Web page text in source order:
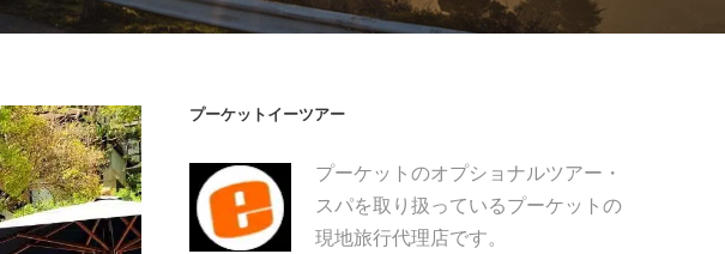
プーケットイーツアー
プーケットのオプショナルツアー・
スパを取り扱っているプーケットの
現地旅行代理店です。